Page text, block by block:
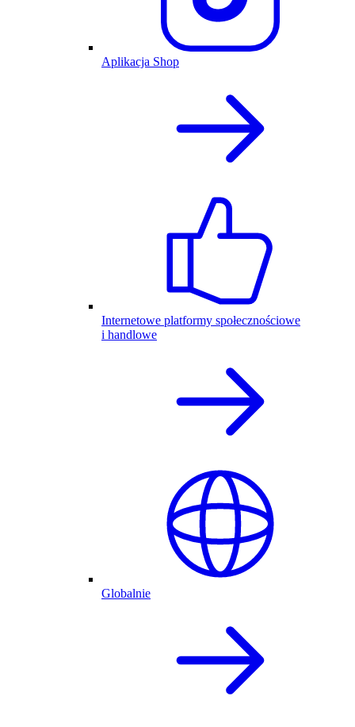
Aplikacja Shop
Internetowe platformy społecznościowe
i handlowe
Globalnie